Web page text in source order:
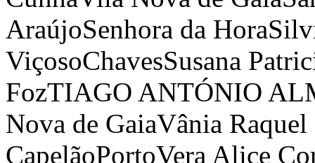
AraújoSenhora da Hora
ViçosoChavesSusana
FozTIAGO ANTÓNIO
Nova de GaiaVânia Raquel
CapelãoPortoVera Alice